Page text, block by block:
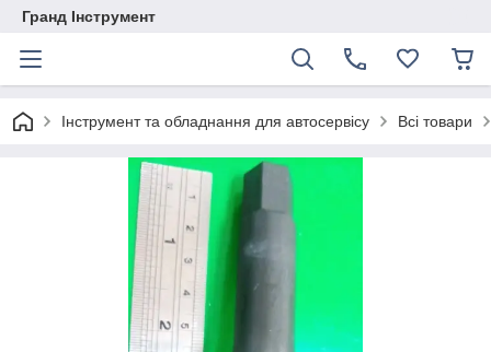
Гранд Інструмент
Інструмент та обладнання для автосервісу Всі товари